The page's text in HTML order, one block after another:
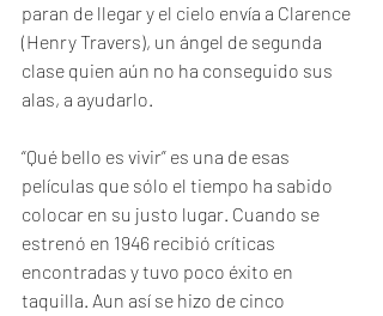
paran de llegar y el cielo envía a Clarence
(Henry Travers), un ángel de segunda
clase quien aún no ha conseguido sus
alas, a ayudarlo.
“Qué bello es vivir” es una de esas
películas que sólo el tiempo ha sabido
colocar en su justo lugar. Cuando se
estrenó en 1946 recibió críticas
encontradas y tuvo poco éxito en
taquilla. Aun así se hizo de cinco